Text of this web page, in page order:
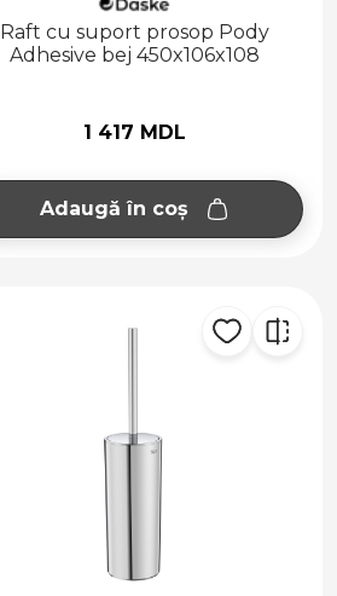
Raft cu suport prosop Pody
Adhesive bej 450x106x108
1 417 MDL
Adaugă în coș